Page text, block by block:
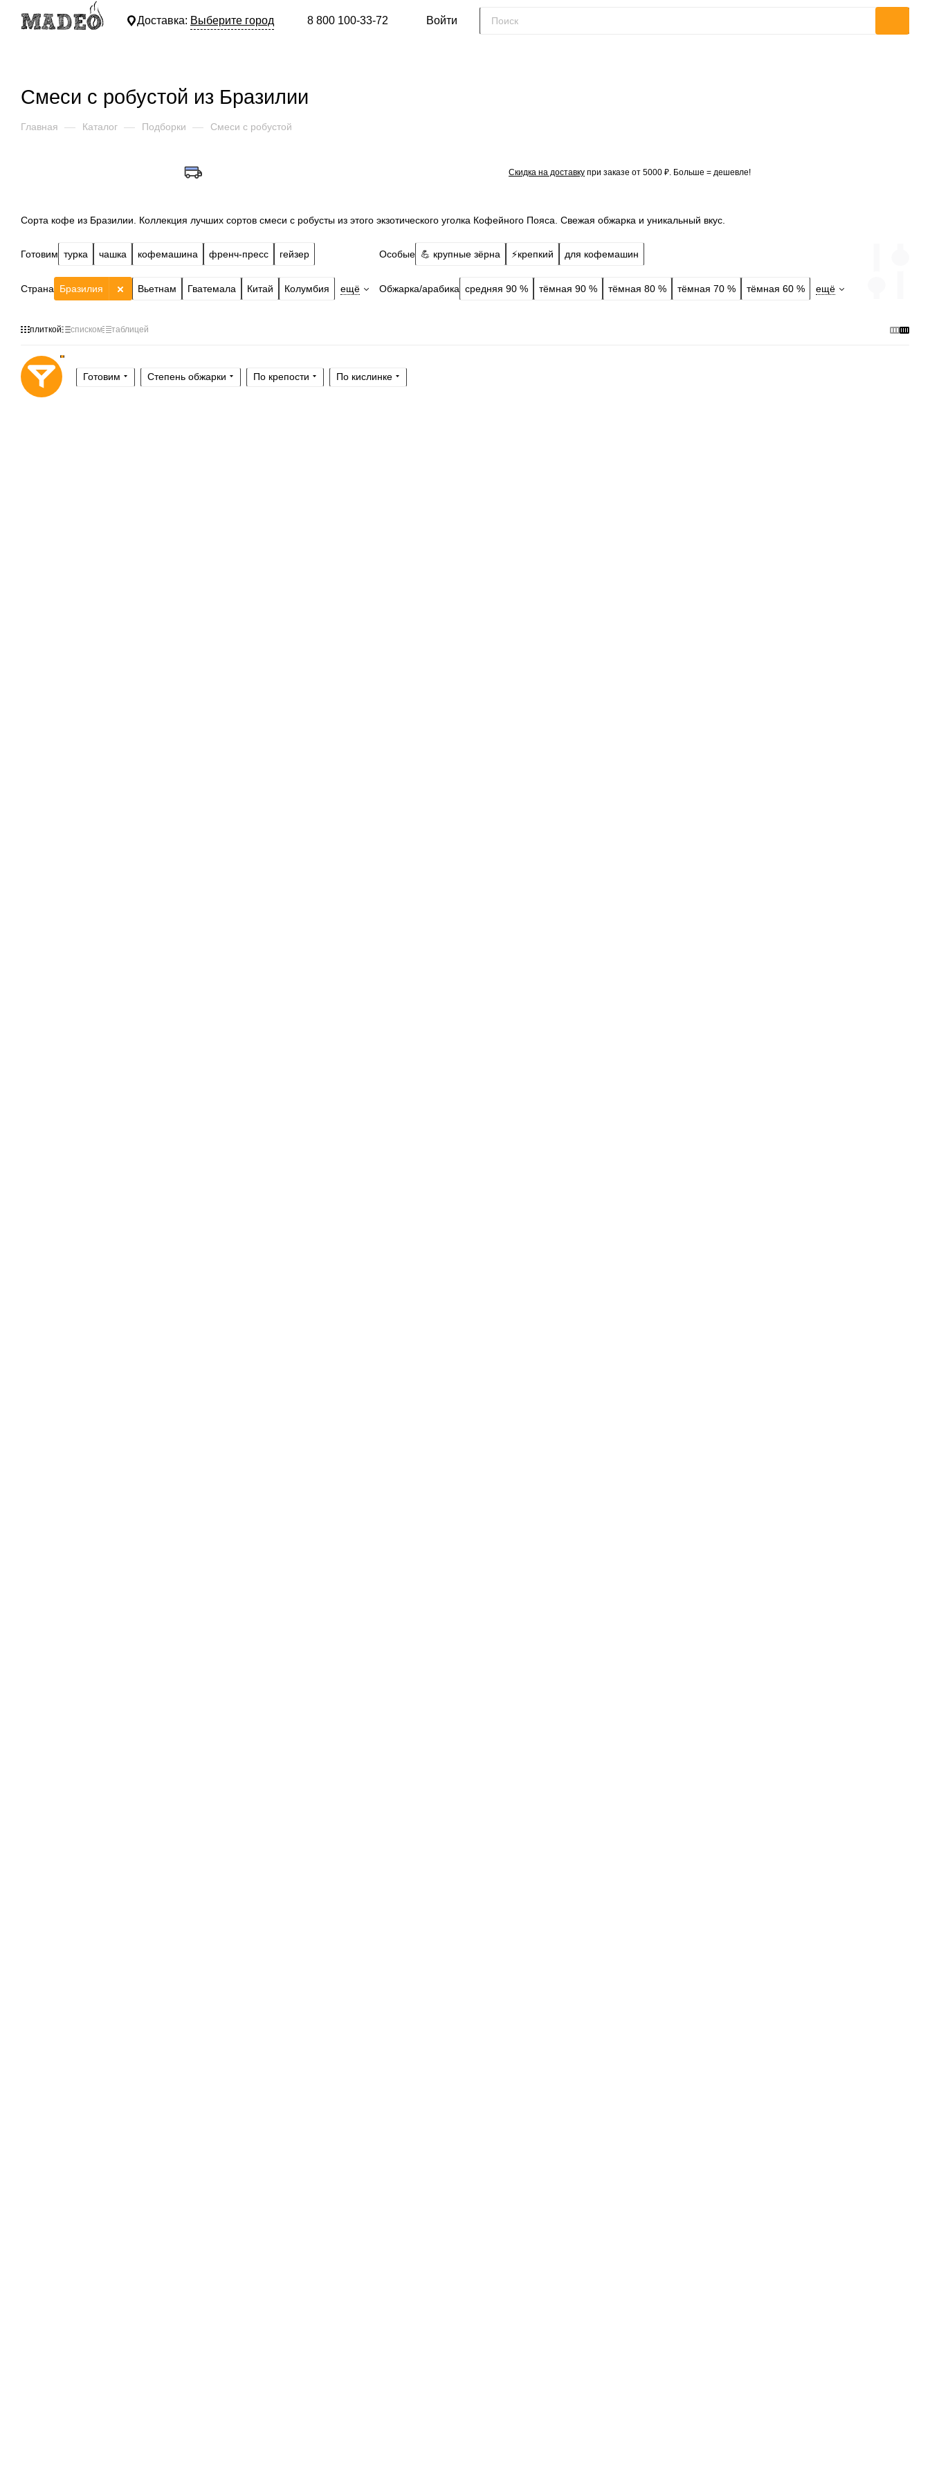
Доставка: Выберите город 8 800 100-33-72 Войти
Смеси с робустой из Бразилии
Главная — Каталог — Подборки — Смеси с робустой
Скидка на доставку при заказе от 5000 ₽. Больше = дешевле!
Сорта кофе из Бразилии. Коллекция лучших сортов смеси с робусты из этого экзотического уголка Кофейного Пояса. Свежая обжарка и уникальный вкус.
Готовим турка чашка кофемашина френч-пресс гейзер Особые 💪 крупные зёрна ⚡️крепкий для кофемашин
Страна Бразилия Вьетнам Гватемала Китай Колумбия ещё Обжарка/арабика средняя 90 % тёмная 90 % тёмная 80 % тёмная 70 % тёмная 60 % ещё
плиткой списком таблицей
Готовим Степень обжарки По крепости По кислинке